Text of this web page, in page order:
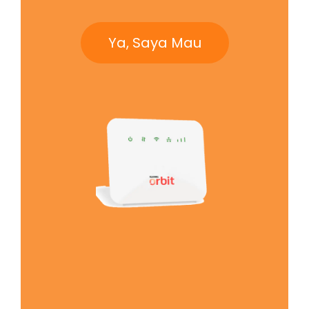
Ya, Saya Mau